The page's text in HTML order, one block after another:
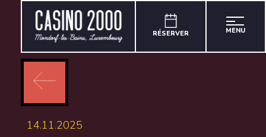
RÉSERVER MENU
14.11.2025